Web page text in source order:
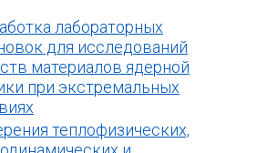
лабораторных
для исследований
материалов ядерной
при экстремальных
теплофизических,